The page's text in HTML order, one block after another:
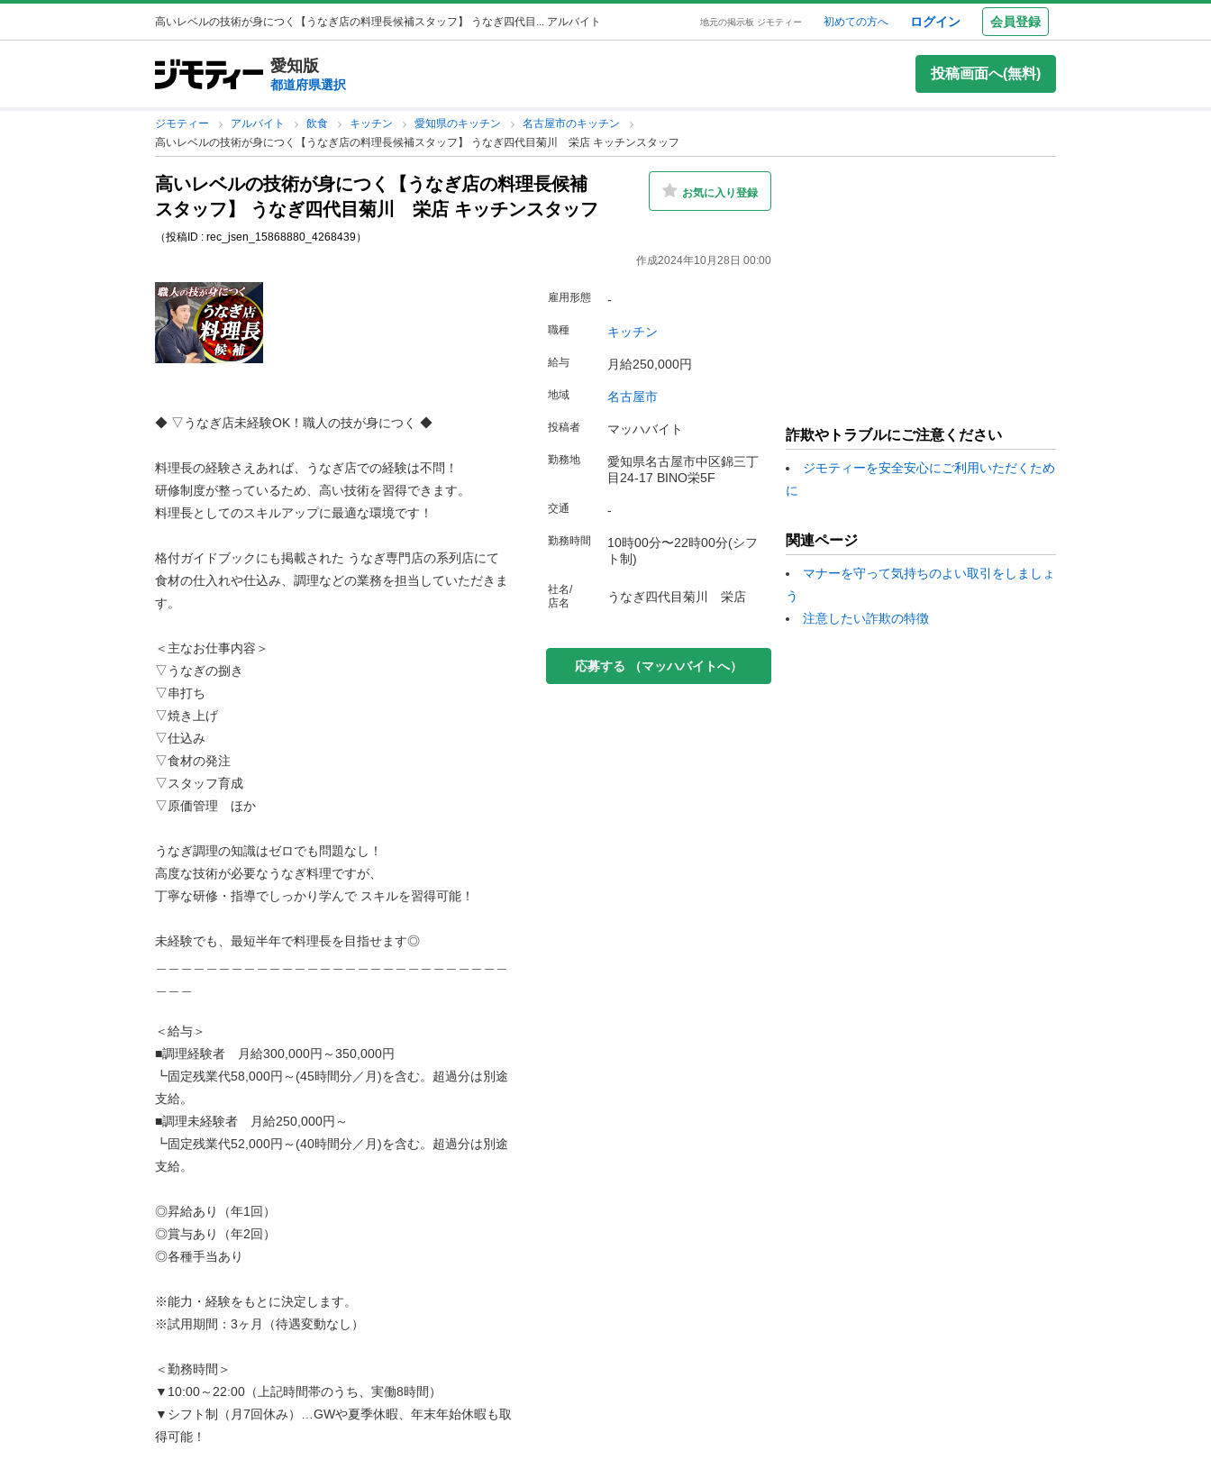
高いレベルの技術が身につく【うなぎ店の料理長候補スタッフ】 うなぎ四代目... アルバイト 地元の掲示板 ジモティー 初めての方へ ログイン 会員登録
愛知版
都道府県選択
投稿画面へ(無料)
ジモティー アルバイト 飲食 キッチン 愛知県のキッチン
名古屋市のキッチン
高いレベルの技術が身につく【うなぎ店の料理長候補スタッフ】 うなぎ四代目菊川 栄店 キッチンスタッフ
高いレベルの技術が身につく【うなぎ店の料理長候補
スタッフ】 うなぎ四代目菊川 栄店 キッチンスタッフ
（投稿ID : rec_jsen_15868880_4268439）
お気に入り登録
作成2024年10月28日 00:00
◆ ▽うなぎ店未経験OK！職人の技が身につく ◆
料理長の経験さえあれば、うなぎ店での経験は不問！
研修制度が整っているため、高い技術を習得できます。
料理長としてのスキルアップに最適な環境です！
格付ガイドブックにも掲載された うなぎ専門店の系列店にて
食材の仕入れや仕込み、調理などの業務を担当していただきま
す。
＜主なお仕事内容＞
▽うなぎの捌き
▽串打ち
▽焼き上げ
▽仕込み
▽食材の発注
▽スタッフ育成
▽原価管理 ほか
うなぎ調理の知識はゼロでも問題なし！
高度な技術が必要なうなぎ料理ですが、
丁寧な研修・指導でしっかり学んで スキルを習得可能！
未経験でも、最短半年で料理長を目指せます◎
＜給与＞
■調理経験者 月給300,000円～350,000円
┗固定残業代58,000円～(45時間分／月)を含む。超過分は別途
支給。
■調理未経験者 月給250,000円～
┗固定残業代52,000円～(40時間分／月)を含む。超過分は別途
支給。
◎昇給あり（年1回）
◎賞与あり（年2回）
◎各種手当あり
※能力・経験をもとに決定します。
※試用期間：3ヶ月（待遇変動なし）
＜勤務時間＞
▼10:00～22:00（上記時間帯のうち、実働8時間）
▼シフト制（月7回休み）…GWや夏季休暇、年末年始休暇も取
得可能！
雇用形態 -
職種 キッチン
給与 月給250,000円
地域 名古屋市
投稿者 マッハバイト
勤務地
愛知県名古屋市中区錦三丁
目24-17 BINO栄5F
交通 -
勤務時間
10時00分〜22時00分(シフ
ト制)
社名/
店名
うなぎ四代目菊川 栄店
応募する （マッハバイトへ）
詐欺やトラブルにご注意ください
ジモティーを安全安心にご利用いただくため
に
関連ページ
マナーを守って気持ちのよい取引をしましょ
う
注意したい詐欺の特徴